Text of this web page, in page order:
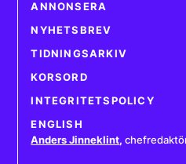
ANNONSERA
NYHETSBREV
TIDNINGSARKIV
KORSORD
INTEGRITETSPOLICY
ENGLISH
Anders Jinneklint,